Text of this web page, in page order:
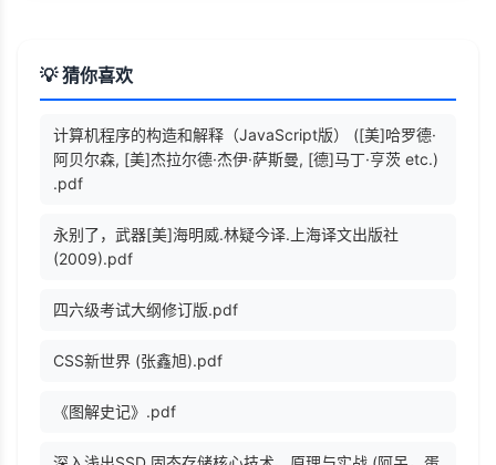
💡 猜你喜欢
计算机程序的构造和解释（JavaScript版） ([美]哈罗德·
阿贝尔森, [美]杰拉尔德·杰伊·萨斯曼, [德]马丁·亨茨 etc.)
.pdf
永别了，武器[美]海明威.林疑今译.上海译文出版社
(2009).pdf
四六级考试大纲修订版.pdf
CSS新世界 (张鑫旭).pdf
《图解史记》.pdf